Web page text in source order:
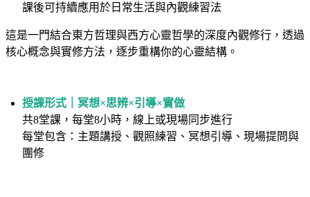
課後可持續應用於日常生活與內觀練習法
這是一門結合東方哲理與西方心靈哲學的深度內觀修行，透過
核心概念與實修方法，逐步重構你的心靈結構。
授課形式｜冥想×思辨×引導×實做
共8堂課，每堂8小時，線上或現場同步進行
每堂包含：主題講授、觀照練習、冥想引導、現場提問與
團修